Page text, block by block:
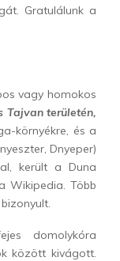
Gratulálunk a
vagy homokos
Tajvan területén,
környékre, és a
Dnyeper)
került a Duna
Wikipedia. Több
domolykóra
között kivágott.